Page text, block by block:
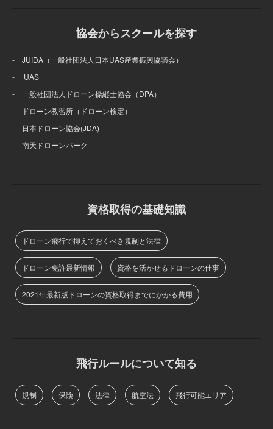
協会からスクールを探す
- JUIDA（一般社団法人日本UAS産業振興協議会）
- UAS
- 一般社団法人ドローン操縦士協会（DPA）
- ドローン教習所（ドローン検定）
- 日本ドローン協会(JDA)
- 南天ドローンパーク
資格取得の基礎知識
ドローン飛行で抑えておくべき規制と法律
ドローン免許最新情報 資格を活かせるドローンの仕事
2021年最新版ドローンの資格取得までにかかる費用
飛行ルールについて知る
規制 保険 法律 航空法 飛行可能エリア